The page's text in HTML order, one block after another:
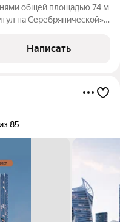
общей площадью 74 м
на Серебрянической».
3,2 метра. Планировка:
Написать
85